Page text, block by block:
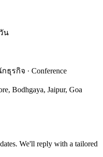
น
รกิจ · Conference
Bodhgaya, Jaipur, Goa
We'll reply with a tailored